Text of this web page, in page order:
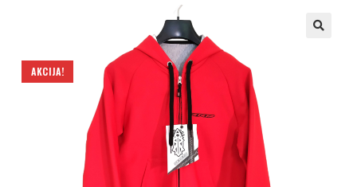
AKCIJA!